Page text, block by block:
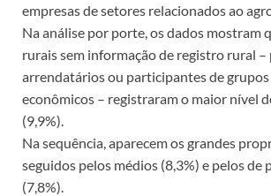
empresas de setores relacionados ao
Na análise por porte, os dados mostram
rurais sem informação de registro rural –
arrendatários ou participantes de
econômicos – registraram o maior nível
(9,9%).
Na sequência, aparecem os grandes
seguidos pelos médios (8,3%) e pelos de
(7,8%).